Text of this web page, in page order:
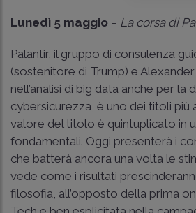
Lunedì 5 maggio – La corsa di
Palantir, il gruppo di consulenza
(sostenitore di Trump) e
nell’analisi di big data anche per la
cybersicurezza, è uno dei titoli più
valore del titolo è quintuplicato in
fondamentali. Oggi presenterà i
che batterà ancora una volta le
vede come i risultati
filosofia, all’opposto della prima